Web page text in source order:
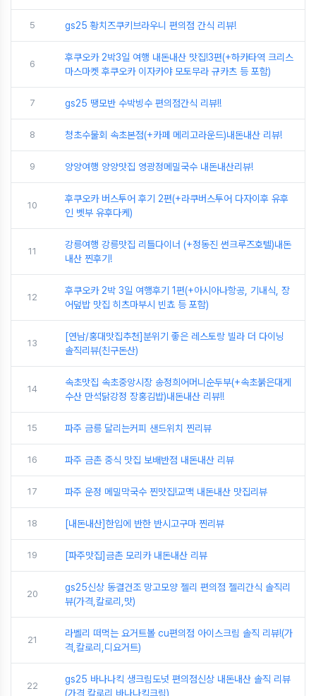
5 gs25 황치즈쿠키브라우니 편의점 간식 리뷰!
6
후쿠오카 2박3일 여행 내돈내산 맛집!3편(+하카타역 크리스
마스마켓 후쿠오카 이자카야 모토무라 규카츠 등 포함)
7 gs25 땡모반 수박빙수 편의점간식 리뷰!!
8 청초수물회 속초본점(+카페 메리고라운드)내돈내산 리뷰!
9 양양여행 양양맛집 영광정메밀국수 내돈내산리뷰!
10
후쿠오카 버스투어 후기 2편(+라쿠버스투어 다자이후 유후
인 벳부 유후다케)
11
강릉여행 강릉맛집 리틀다이너 (+정동진 썬크루즈호텔)내돈
내산 찐후기!
12
후쿠오카 2박 3일 여행후기 1편(+아시아나항공, 기내식, 장
어덮밥 맛집 히츠마부시 빈쵸 등 포함)
13
[연남/홍대맛집추천]분위기 좋은 레스토랑 빌라 더 다이닝
솔직리뷰(친구돈산)
14
속초맛집 속초중앙시장 송정희어머니순두부(+속초붉은대게
수산 만석닭강정 장홍김밥)내돈내산 리뷰!!
15 파주 금릉 달리는커피 샌드위치 찐리뷰
16 파주 금촌 중식 맛집 보배반점 내돈내산 리뷰
17 파주 운정 메밀막국수 찐맛집!교맥 내돈내산 맛집리뷰
18 [내돈내산]한입에 반한 반시고구마 찐리뷰
19 [파주맛집]금촌 모리카 내돈내산 리뷰
20
gs25신상 동결건조 망고모양 젤리 편의점 젤리간식 솔직리
뷰(가격,칼로리,맛)
21
라벨리 떠먹는 요거트볼 cu편의점 아이스크림 솔직 리뷰!(가
격,칼로리,디요거트)
22
gs25 바나나킥 생크림도넛 편의점신상 내돈내산 솔직 리뷰
(가격,칼로리,바나나킥크림)